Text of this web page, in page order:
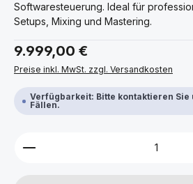
Softwaresteuerung. Ideal für
Setups, Mixing und Mastering.
Regulärer Preis:
9.999,00 €
Preise inkl. MwSt. zzgl. Versandkosten
Verfügbarkeit: Bitte kontaktieren Sie
Fällen.
Produkt Anzahl: Gib den